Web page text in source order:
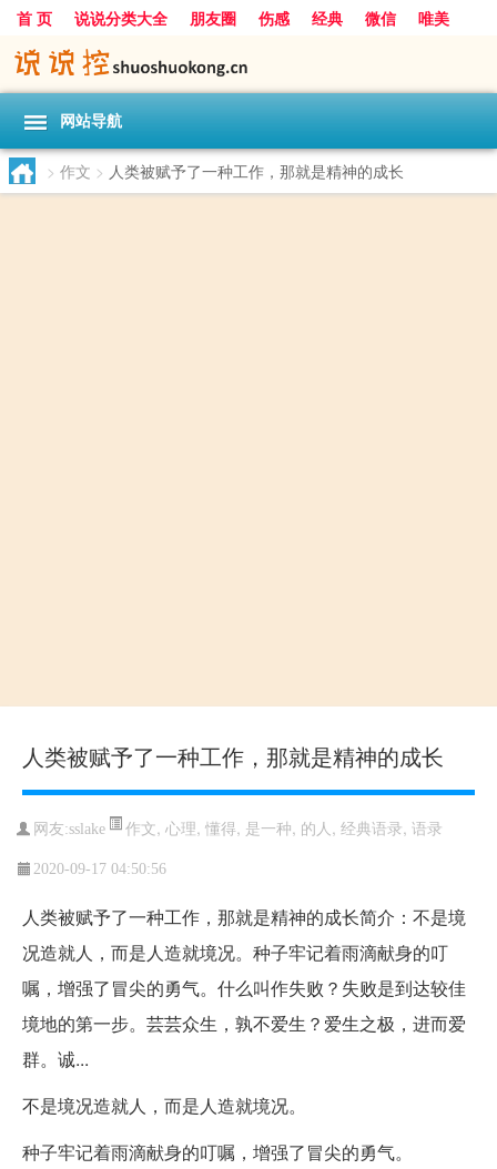
首 页 说说分类大全 朋友圈 伤感 经典 微信
唯美
励志
爱情 搞笑
网站导航
> 作文 > 人类被赋予了一种工作，那就是精神的成长
人类被赋予了一种工作，那就是精神的成长
网友:sslake 作文, 心理, 懂得, 是一种, 的人 , 经典语录, 语录
2020-09-17 04:50:56
人类被赋予了一种工作，那就是精神的成长简介：不是境
况造就人，而是人造就境况。种子牢记着雨滴献身的叮
嘱，增强了冒尖的勇气。什么叫作失败？失败是到达较佳
境地的第一步。芸芸众生，孰不爱生？爱生之极，进而爱
群。诚...
不是境况造就人，而是人造就境况。
种子牢记着雨滴献身的叮嘱，增强了冒尖的勇气。